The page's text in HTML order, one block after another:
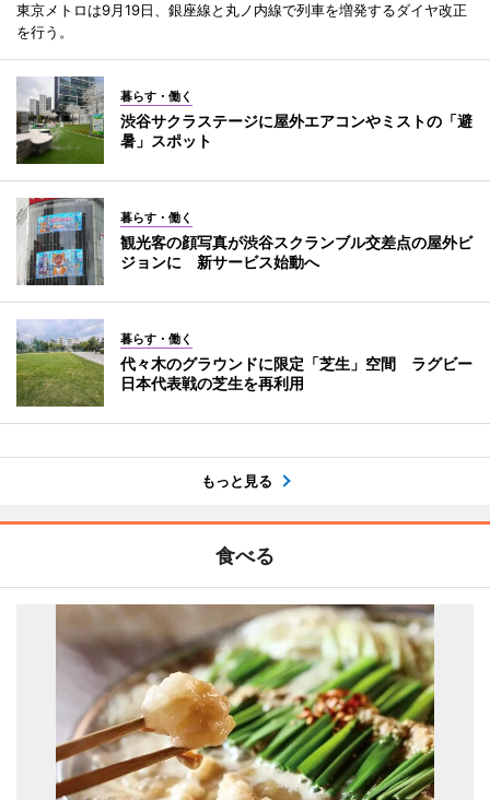
東京メトロは9月19日、銀座線と丸ノ内線で列車を増発するダイヤ改正
を行う。
暮らす・働く
渋谷サクラステージに屋外エアコンやミストの「避
暑」スポット
暮らす・働く
観光客の顔写真が渋谷スクランブル交差点の屋外ビ
ジョンに 新サービス始動へ
暮らす・働く
代々木のグラウンドに限定「芝生」空間 ラグビー
日本代表戦の芝生を再利用
もっと見る
食べる